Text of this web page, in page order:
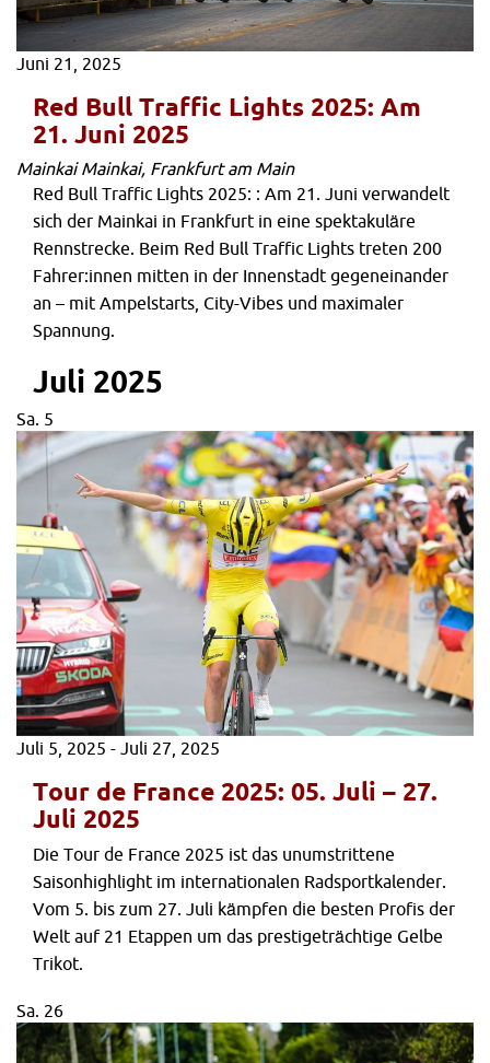
Juni 21, 2025
Red Bull Traffic Lights 2025: Am
21. Juni 2025
MainkaiMainkai, Frankfurt am Main
Red Bull Traffic Lights 2025: : Am 21. Juni verwandelt
sich der Mainkai in Frankfurt in eine spektakuläre
Rennstrecke. Beim Red Bull Traffic Lights treten 200
Fahrer:innen mitten in der Innenstadt gegeneinander
an – mit Ampelstarts, City-Vibes und maximaler
Spannung.
Juli 2025
Sa. 5
Juli 5, 2025 - Juli 27, 2025
Tour de France 2025: 05. Juli – 27.
Juli 2025
Die Tour de France 2025 ist das unumstrittene
Saisonhighlight im internationalen Radsportkalender.
Vom 5. bis zum 27. Juli kämpfen die besten Profis der
Welt auf 21 Etappen um das prestigeträchtige Gelbe
Trikot.
Sa. 26